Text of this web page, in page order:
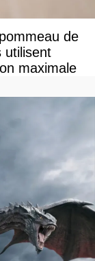
de
utilisent
maximale